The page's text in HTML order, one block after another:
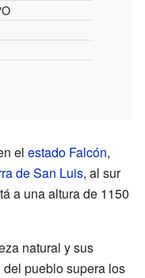
el estado Falcón,
de San Luis, al sur
a una altura de 1150
natural y sus
pueblo supera los